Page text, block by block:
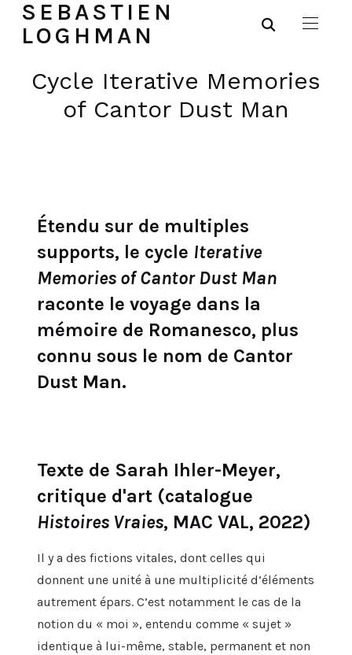
SEBASTIEN
LOGHMAN
Cycle Iterative Memories
of Cantor Dust Man
Étendu sur de multiples
supports, le cycle Iterative
Memories of Cantor Dust Man
raconte le voyage dans la
mémoire de Romanesco, plus
connu sous le nom de Cantor
Dust Man.
Texte de Sarah Ihler-Meyer,
critique d'art (catalogue
Histoires Vraies, MAC VAL, 2022)
Il y a des fictions vitales, dont celles qui
donnentune unitéà une multiplicitéd’éléments
autrement épars. C’est notamment le cas de la
notion du « moi », entendu comme « sujet »
identique à lui-même, stable, permanent et non